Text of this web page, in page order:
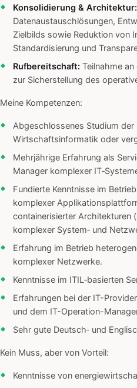
Konsolidierung & Architektur:
Datenaustauschlösungen,
Zielbilds sowie Reduktion von
Standardisierung und
Rufbereitschaft: Teilnahme
zur Sicherstellung des
Meine Kompetenzen:
Abgeschlossenes Studium der
Wirtschaftsinformatik oder
Mehrjährige Erfahrung als
Manager komplexer
Fundierte Kenntnisse im
komplexer
containerisierter Architekturen
komplexer System‑ und
Erfahrung im Betrieb
komplexer Netzwerke.
Kenntnisse im ITIL‑basierten
Erfahrungen bei der IT-
und dem IT-Operation-
Sehr gute Deutsch‑ und
Kein Muss, aber von Vorteil:
Kenntnisse von